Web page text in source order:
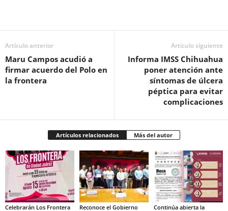
Artículo anterior
Maru Campos acudió a
firmar acuerdo del Polo en
la frontera
Artículo siguiente
Informa IMSS Chihuahua
poner atención ante
síntomas de úlcera
péptica para evitar
complicaciones
Artículos relacionados Más del autor
Celebrarán Los Frontera
Reconoce el Gobierno
Continúa abierta la